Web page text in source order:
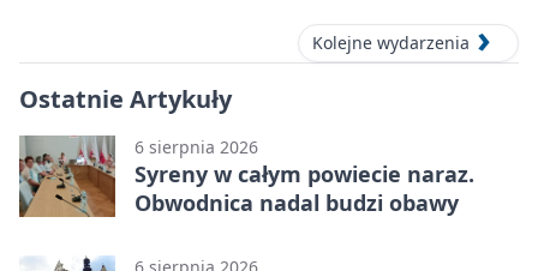
Kolejne wydarzenia
Ostatnie Artykuły
6 sierpnia 2026
Syreny w całym powiecie naraz.
Obwodnica nadal budzi obawy